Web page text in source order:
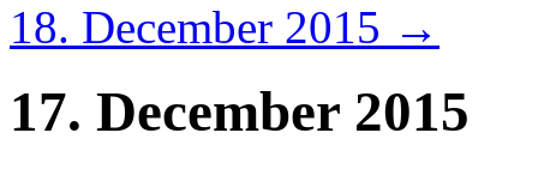
18. December 2015 →
17. December 2015